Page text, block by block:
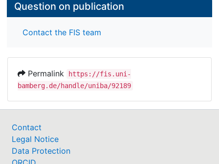
Question on publication
Contact the FIS team
Permalink
https://fis.uni-
bamberg.de/handle/uniba/92189
Contact
Legal Notice
Data Protection